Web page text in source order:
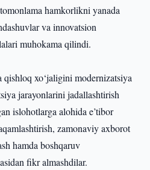
hamkorlikni yanada
va innovatsion
muhokama qilindi.
qishloq xo‘jaligini modernizatsiya
jarayonlarini jadallashtirish
islohotlarga alohida e’tibor
zamonaviy axborot
hamda boshqaruv
fikr almashdilar.